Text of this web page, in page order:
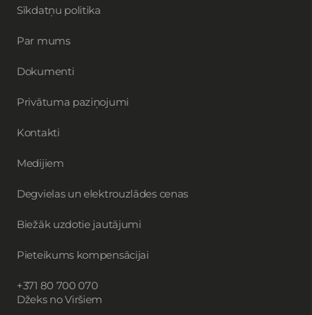
Sīkdatņu politika
Par mums
Dokumenti
Privātuma paziņojumi
Kontakti
Medijiem
Degvielas un elektrouzlādes cenas
Biežāk uzdotie jautājumi
Pieteikums kompensācijai
+371 80 700 070
Džeks no Viršiem